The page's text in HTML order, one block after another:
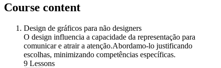
Course content
Design de gráficos para não designers
O design influencia a capacidade da representação para
comunicar e atrair a atenção.Abordamo-lo justificando
escolhas, minimizando competências específicas.
9 Lessons